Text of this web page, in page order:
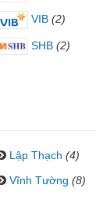
VIB (2)
SHB (2)
Lập Thạch (4)
Vĩnh Tường (8)